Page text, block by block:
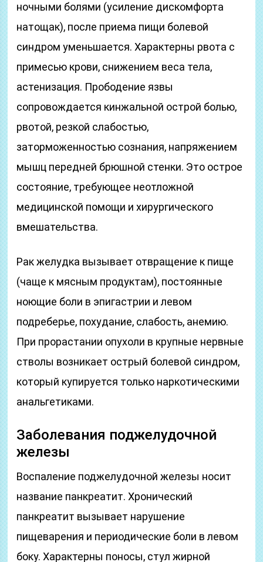
ночными болями (усиление дискомфорта
натощак), после приема пищи болевой
синдром уменьшается. Характерны рвота с
примесью крови, снижением веса тела,
астенизация. Прободение язвы
сопровождается кинжальной острой болью,
рвотой, резкой слабостью,
заторможенностью сознания, напряжением
мышц передней брюшной стенки. Это острое
состояние, требующее неотложной
медицинской помощи и хирургического
вмешательства.
Рак желудка вызывает отвращение к пище
(чаще к мясным продуктам), постоянные
ноющие боли в эпигастрии и левом
подреберье, похудание, слабость, анемию.
При прорастании опухоли в крупные нервные
стволы возникает острый болевой синдром,
который купируется только наркотическими
анальгетиками.
Заболевания поджелудочной
железы
Воспаление поджелудочной железы носит
название панкреатит. Хронический
панкреатит вызывает нарушение
пищеварения и периодические боли в левом
боку. Характерны поносы, стул жирной